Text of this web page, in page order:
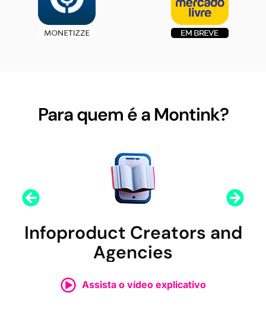
Para quem é a Montink?
Infoproduct Creators and
Agencies
Assista o vídeo explicativo